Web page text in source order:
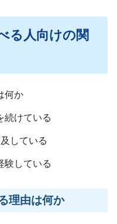
る人向けの関
何か
続けている
している
験している
理由は何か